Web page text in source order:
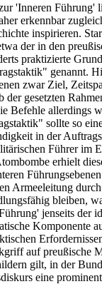
'Inneren Führung'
erkennbar
inspirieren.
der in den
praktizierte
genannt.
zwar Ziel,
der gesetzten
Befehle allerdings
sollte so
in der
Führer im
erhielt
Armeeleitung
bleiben,
jenseits der
Komponente
auf preußische
gilt, in der
eine